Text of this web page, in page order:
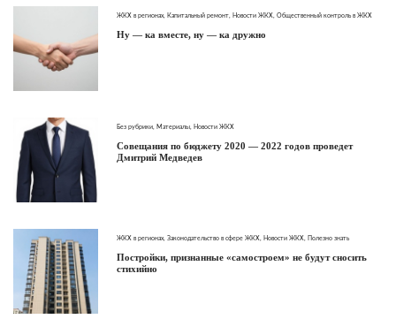
ЖКХ в регионах Капитальный ремонт Новости ЖКХ Общественный контроль в ЖКХ
Ну — ка вместе, ну — ка дружно
Без рубрики Материалы Новости ЖКХ
Совещания по бюджету 2020 — 2022 годов проведет
Дмитрий Медведев
ЖКХ в регионах Законодательство в сфере ЖКХ Новости ЖКХ Полезно знать
Постройки, признанные «самостроем» не будут сносить
стихийно